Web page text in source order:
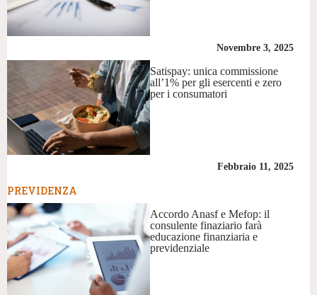
Novembre 3, 2025
Satispay: unica commissione
all’1% per gli esercenti e zero
per i consumatori
Febbraio 11, 2025
PREVIDENZA
Accordo Anasf e Mefop: il
consulente finaziario farà
educazione finanziaria e
previdenziale